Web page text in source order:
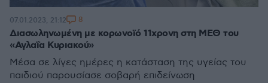
Διασωληνωμένη με κορωνοϊό 11χρονη στη ΜΕΘ του
«Αγλαΐα Κυριακού»
Μέσα σε λίγες ημέρες η κατάσταση της υγείας του
παιδιού παρουσίασε σοβαρή επιδείνωση
07.01.2023, 21:12 8